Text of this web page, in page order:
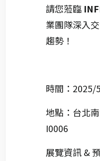
請您蒞臨
業團隊深入
趨勢！
時間：2025/
地點：台北
I0006
展覽資訊 &